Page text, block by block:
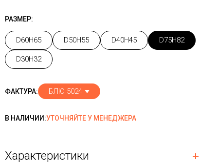
РАЗМЕР:
D60H65 D50H55 D40H45 D75H82
D30H32
ФАКТУРА: БЛЮ 5024
В НАЛИЧИИ:УТОЧНЯЙТЕ У МЕНЕДЖЕРА
Характеристики